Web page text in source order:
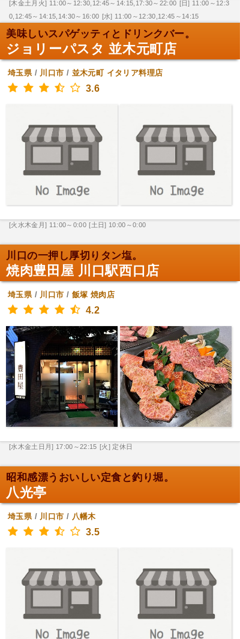
[木金土月火] 11:00～12:30,12:45～14:15,17:30～22:00 [日] 11:00～12:3
0,12:45～14:15,14:30～16:00 [水] 11:00～12:30,12:45～14:15
美味しいスパゲッティとドリンクバー。
ジョリーパスタ 並木元町店
埼玉県/ 川口市 / 並木元町 イタリア料理店
3.6
[火水木金月] 11:00～0:00 [土日] 10:00～0:00
川口の一押し厚切りタン塩。
焼肉豊田屋 川口駅西口店
埼玉県/ 川口市 / 飯塚 焼肉店
4.2
[水木金土日月] 17:00～22:15 [火] 定休日
昭和感漂うおいしい定食と釣り堀。
八光亭
埼玉県/ 川口市 / 八幡木
3.5